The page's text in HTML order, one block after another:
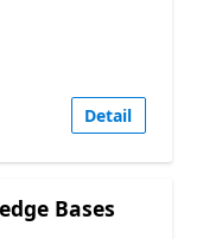
Detail
Bases